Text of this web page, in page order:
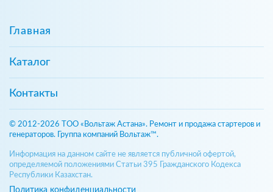
Главная
Каталог
Контакты
© 2012-2026 ТОО «Вольтаж Астана». Ремонт и продажа стартеров и
генераторов. Группа компаний Вольтаж™.
Информация на данном сайте не является публичной офертой,
определяемой положениями Статьи 395 Гражданского Кодекса
Республики Казахстан.
Политика конфиденциальности